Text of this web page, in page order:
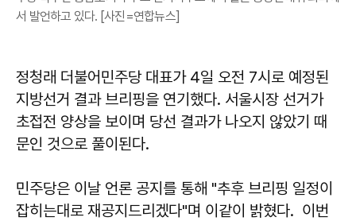
서 발언하고 있다. [사진=연합뉴스]
정청래 더불어민주당 대표가 4일 오전 7시로 예정된
지방선거 결과 브리핑을 연기했다. 서울시장 선거가
초접전 양상을 보이며 당선 결과가 나오지 않았기 때
문인 것으로 풀이된다.
민주당은 이날 언론 공지를 통해 "추후 브리핑 일정이
잡히는대로 재공지드리겠다"며 이같이 밝혔다. 이번